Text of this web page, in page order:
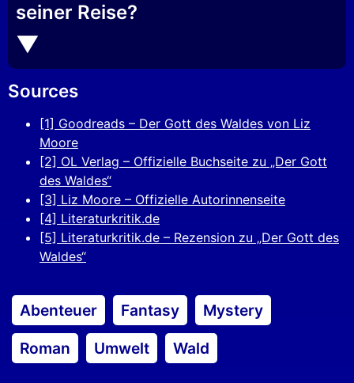
seiner Reise?
Sources
[1] Goodreads – Der Gott des Waldes von Liz
Moore
[2] OL Verlag – Offizielle Buchseite zu „Der Gott
des Waldes“
[3] Liz Moore – Offizielle Autorinnenseite
[4] Literaturkritik.de
[5] Literaturkritik.de – Rezension zu „Der Gott des
Waldes“
Abenteuer Fantasy
Mystery
Roman
Umwelt Wald